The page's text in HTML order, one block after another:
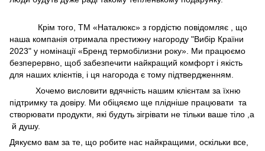
Крім того, ТМ «Наталюкс» з гордістю повідомляє , що
наша компанія отримала престижну нагороду "Вибір Країни
2023" у номінації «Бренд термобілизни року». Ми працюємо
безперервно, щоб забезпечити найкращий комфорт і якість
для наших клієнтів, і ця нагорода є тому підтвердженням.
Хочемо висловити вдячність нашим клієнтам за їхню
підтримку та довіру. Ми обіцяємо ще плідніше працювати та
створювати продукти, які будуть зігрівати не тільки ваше тіло ,а
й душу.
Дякуємо вам за те, що робите нас найкращими, оскільки все,